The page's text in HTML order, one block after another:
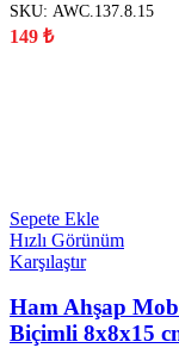
SKU: AWC.137.8.15
149 ₺
Sepete Ekle
Hızlı Görünüm
Karşılaştır
Ham Ahşap
Biçimli 8x8x15